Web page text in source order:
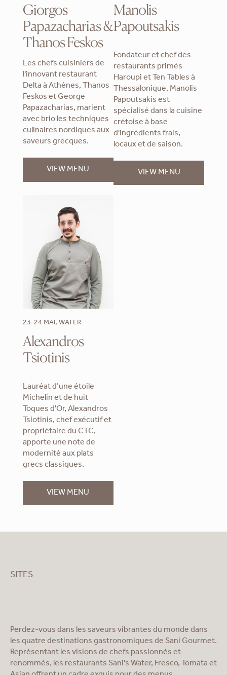
Giorgos
Papazacharias &
Thanos Feskos
Les chefs cuisiniers de
l'innovant restaurant
Delta à Athènes, Thanos
Feskos et George
Papazacharias, marient
avec brio les techniques
culinaires nordiques aux
saveurs grecques.
VIEW MENU
Manolis
Papoutsakis
Fondateur et chef des
restaurants primés
Haroupi et Ten Tables à
Thessalonique, Manolis
Papoutsakis est
spécialisé dans la cuisine
crétoise à base
d'ingrédients frais,
locaux et de saison.
VIEW MENU
23-24 MAI, WATER
Alexandros
Tsiotinis
Lauréat d’une étoile
Michelin et de huit
Toques d'Or, Alexandros
Tsiotinis, chef exécutif et
propriétaire du CTC,
apporte une note de
modernité aux plats
grecs classiques.
VIEW MENU
SITES
Perdez-vous dans les saveurs vibrantes du monde dans
les quatre destinations gastronomiques de Sani Gourmet.
Représentant les visions de chefs passionnés et
renommés, les restaurants Sani's Water, Fresco, Tomata et